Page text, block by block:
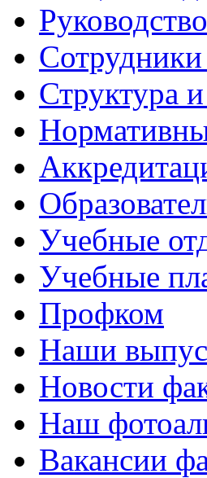
Сотрудники
Структура
Учебные
Учебные
Профком
Наши
Новости
Наш
Вакансии